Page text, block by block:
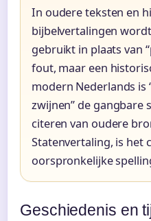
In oudere teksten en
bijbelvertalingen
gebruikt in plaats van
fout, maar een
modern Nederlands is
zwijnen” de gangbare
citeren van oudere
Statenvertaling, is het
oorspronkelijke
Geschiedenis en